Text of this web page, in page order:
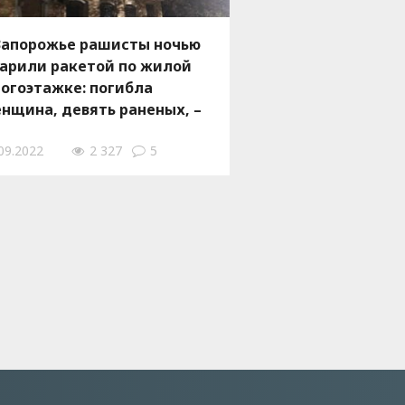
рашисты ночью
ракетой по жилой
погибла
девять раненых, –
2 327 5